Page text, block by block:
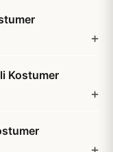
Kostumer